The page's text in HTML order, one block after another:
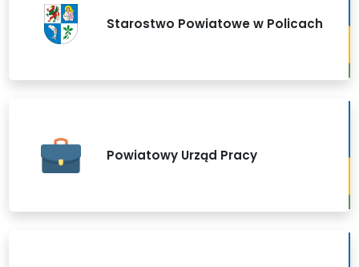
Starostwo Powiatowe w Policach
Powiatowy Urząd Pracy